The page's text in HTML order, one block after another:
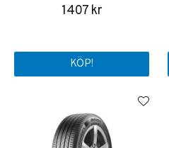
1407 kr
KÖP!